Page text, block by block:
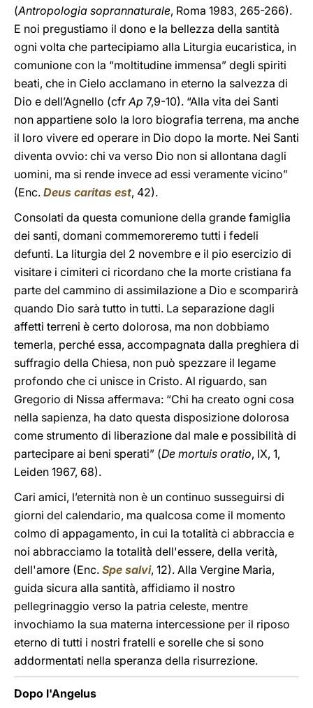
(Antropologia soprannaturale, Roma 1983, 265-266).
E noi pregustiamo il dono e la bellezza della santità
ogni volta che partecipiamo alla Liturgia eucaristica, in
comunione con la “moltitudine immensa” degli spiriti
beati, che in Cielo acclamano in eterno la salvezza di
Dio e dell’Agnello (cfrAp 7,9-10). “Alla vita dei Santi
non appartiene solo la loro biografia terrena, ma anche
il loro vivere ed operare in Dio dopo la morte. Nei Santi
diventa ovvio: chi va verso Dio non si allontana dagli
uomini, ma si rende invece ad essi veramente vicino”
(Enc. Deus caritas est, 42).
Consolati da questa comunione della grande famiglia
dei santi, domani commemoreremo tutti i fedeli
defunti. La liturgia del 2 novembre e il pio esercizio di
visitare i cimiteri ci ricordano che la morte cristiana fa
parte del cammino di assimilazione a Dio e scomparirà
quando Dio sarà tutto in tutti. La separazione dagli
affetti terreni è certo dolorosa, ma non dobbiamo
temerla, perché essa, accompagnata dalla preghiera di
suffragio della Chiesa, non può spezzare il legame
profondo che ci unisce in Cristo. Al riguardo, san
Gregorio di Nissa affermava: “Chi ha creato ogni cosa
nella sapienza, ha dato questa disposizione dolorosa
come strumento di liberazione dal male e possibilità di
partecipare ai beni sperati” (De mortuis oratio, IX, 1,
Leiden 1967, 68).
Cari amici, l’eternità non è un continuo susseguirsi di
giorni del calendario, ma qualcosa come il momento
colmo di appagamento, in cui la totalità ci abbraccia e
noi abbracciamo la totalità dell'essere, della verità,
dell'amore (Enc. Spe salvi, 12). Alla Vergine Maria,
guida sicura alla santità, affidiamo il nostro
pellegrinaggio verso la patria celeste, mentre
invochiamo la sua materna intercessione per il riposo
eterno di tutti i nostri fratelli e sorelle che si sono
addormentati nella speranza della risurrezione.
Dopo l'Angelus